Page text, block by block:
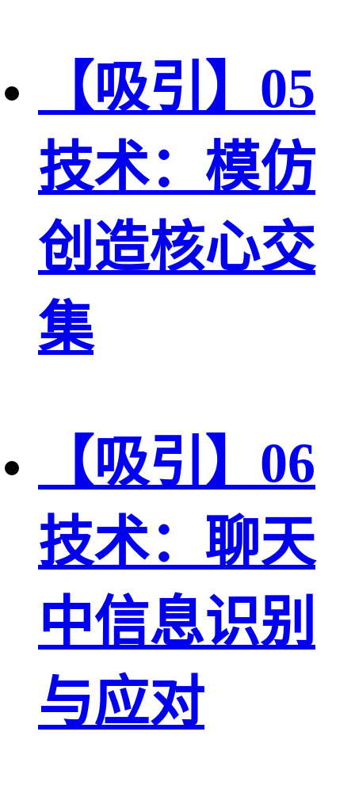
【吸引】05
技术：模仿
创造核心交
集
【吸引】06
技术：聊天
中信息识别
与应对